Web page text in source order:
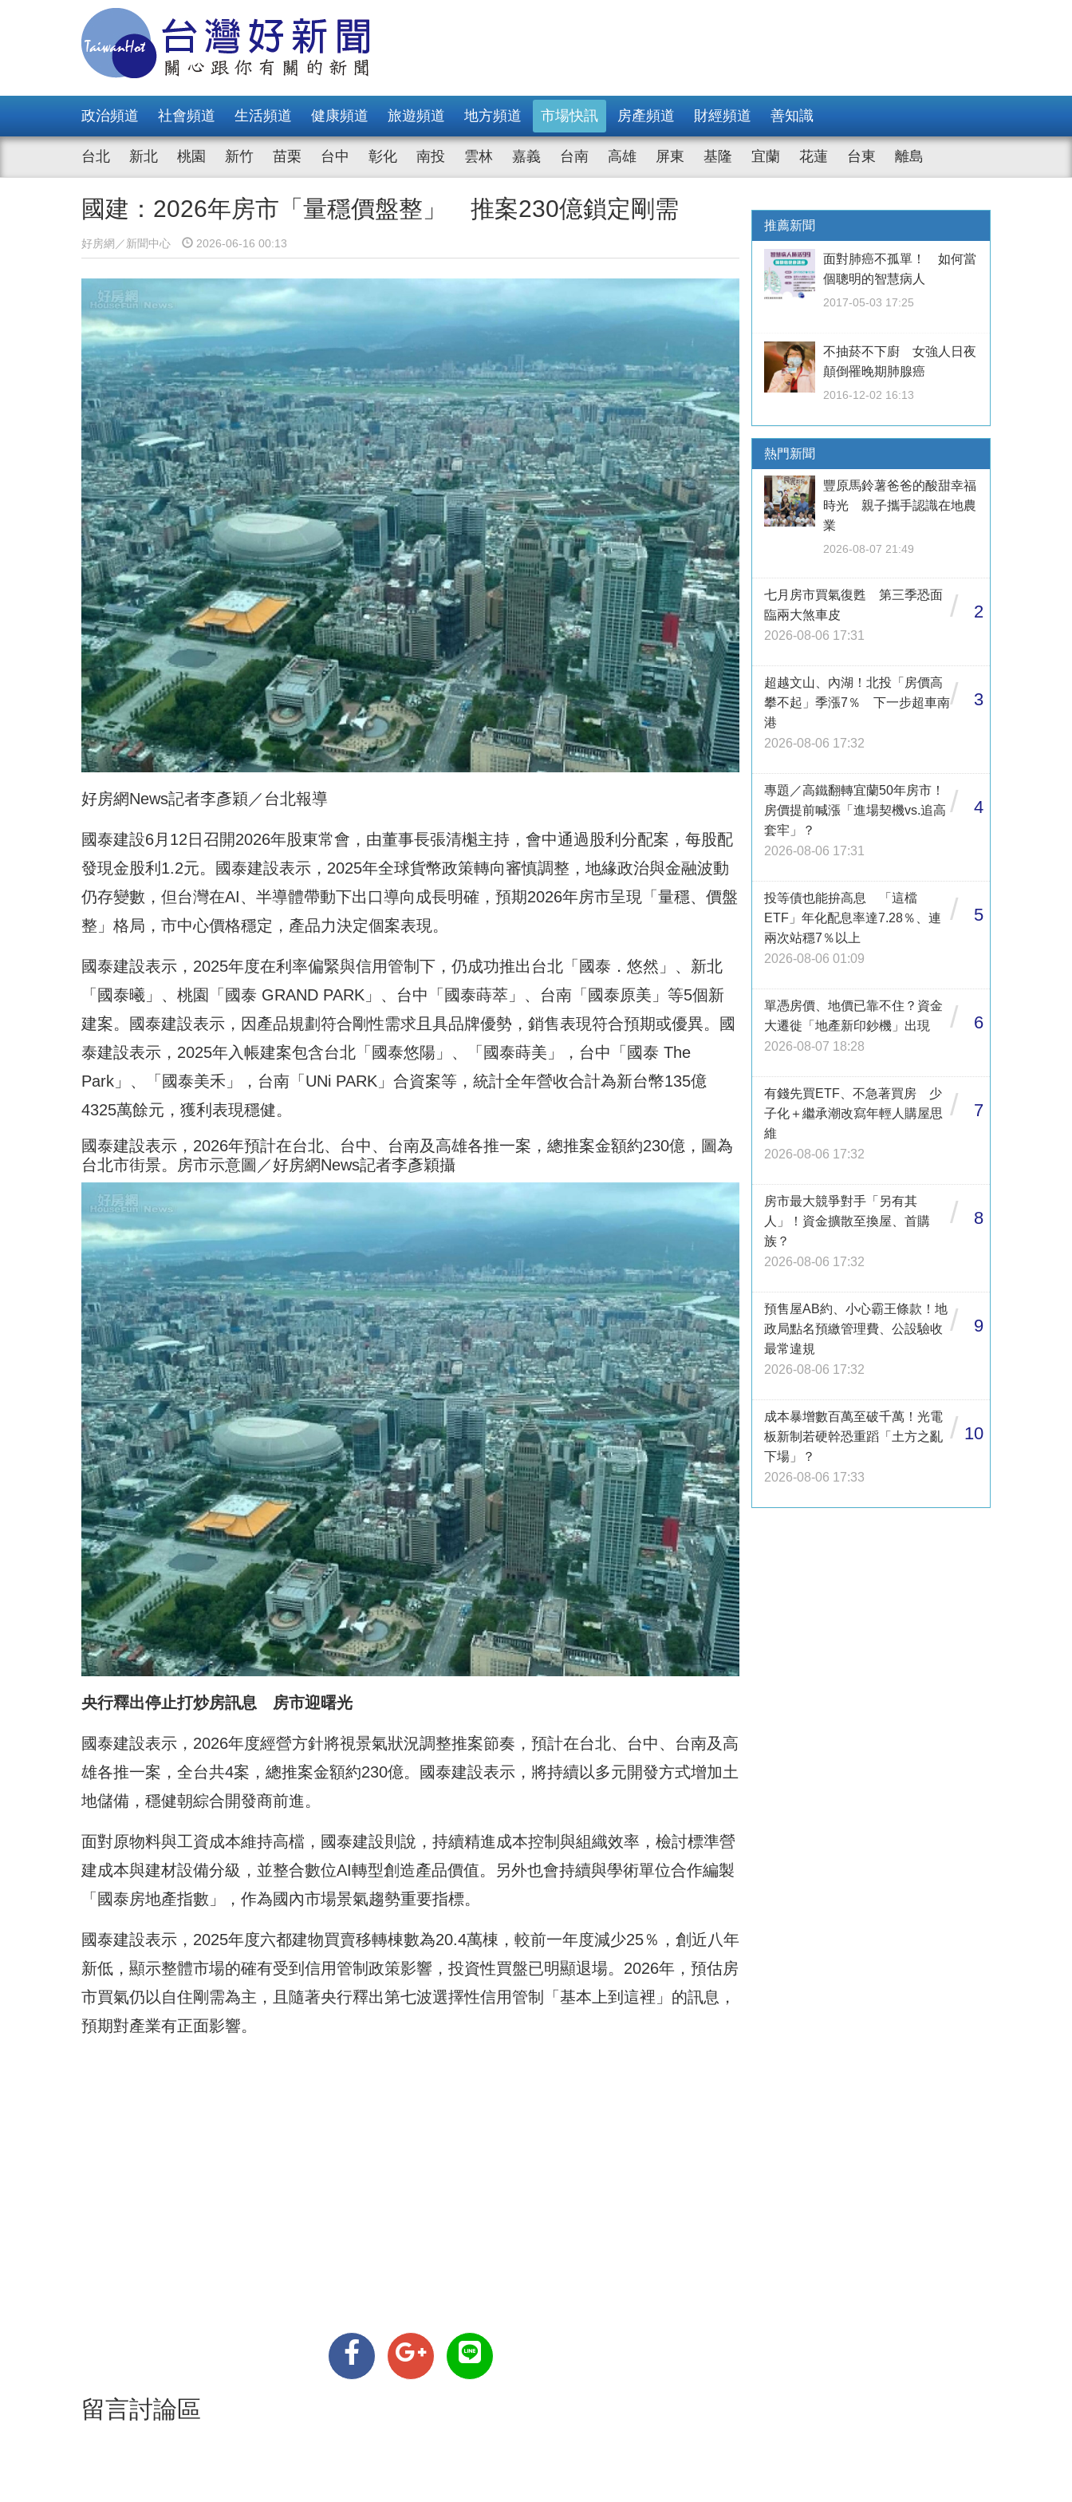
政治頻道 社會頻道 生活頻道 健康頻道 旅遊頻道 地方頻道 市場快訊 房產頻道 財經頻道 善知識
台北 新北 桃園 新竹 苗栗 台中 彰化 南投 雲林 嘉義 台南 高雄 屏東 基隆 宜蘭 花蓮 台東 離島
國建：2026年房市「量穩價盤整」 推案230億鎖定剛需
好房網／新聞中心 2026-06-16 00:13
好房網News記者李彥穎／台北報導
國泰建設6月12日召開2026年股東常會，由董事長張清櫆主持，會中通過股利分配案，每股配
發現金股利1.2元。國泰建設表示，2025年全球貨幣政策轉向審慎調整，地緣政治與金融波動
仍存變數，但台灣在AI、半導體帶動下出口導向成長明確，預期2026年房市呈現「量穩、價盤
整」格局，市中心價格穩定，產品力決定個案表現。
國泰建設表示，2025年度在利率偏緊與信用管制下，仍成功推出台北「國泰．悠然」、新北
「國泰曦」、桃園「國泰 GRAND PARK」、台中「國泰蒔萃」、台南「國泰原美」等5個新
建案。國泰建設表示，因產品規劃符合剛性需求且具品牌優勢，銷售表現符合預期或優異。國
泰建設表示，2025年入帳建案包含台北「國泰悠陽」、「國泰蒔美」，台中「國泰 The
Park」、「國泰美禾」，台南「UNi PARK」合資案等，統計全年營收合計為新台幣135億
4325萬餘元，獲利表現穩健。
國泰建設表示，2026年預計在台北、台中、台南及高雄各推一案，總推案金額約230億，圖為
台北市街景。房市示意圖／好房網News記者李彥穎攝
央行釋出停止打炒房訊息 房市迎曙光
國泰建設表示，2026年度經營方針將視景氣狀況調整推案節奏，預計在台北、台中、台南及高
雄各推一案，全台共4案，總推案金額約230億。國泰建設表示，將持續以多元開發方式增加土
地儲備，穩健朝綜合開發商前進。
面對原物料與工資成本維持高檔，國泰建設則說，持續精進成本控制與組織效率，檢討標準營
建成本與建材設備分級，並整合數位AI轉型創造產品價值。另外也會持續與學術單位合作編製
「國泰房地產指數」，作為國內市場景氣趨勢重要指標。
國泰建設表示，2025年度六都建物買賣移轉棟數為20.4萬棟，較前一年度減少25％，創近八年
新低，顯示整體市場的確有受到信用管制政策影響，投資性買盤已明顯退場。2026年，預估房
市買氣仍以自住剛需為主，且隨著央行釋出第七波選擇性信用管制「基本上到這裡」的訊息，
預期對產業有正面影響。
留言討論區
推薦新聞
面對肺癌不孤單！ 如何當
個聰明的智慧病人
2017-05-03 17:25
不抽菸不下廚 女強人日夜
顛倒罹晚期肺腺癌
2016-12-02 16:13
熱門新聞
豐原馬鈴薯爸爸的酸甜幸福
時光 親子攜手認識在地農
業
2026-08-07 21:49
七月房市買氣復甦 第三季恐面
臨兩大煞車皮
2026-08-06 17:31
/ 2
超越文山、內湖！北投「房價高
攀不起」季漲7％ 下一步超車南
港
2026-08-06 17:32
/ 3
專題／高鐵翻轉宜蘭50年房市！
房價提前喊漲「進場契機vs.追高
套牢」？
2026-08-06 17:31
/ 4
投等債也能拚高息 「這檔
ETF」年化配息率達7.28％、連
兩次站穩7％以上
2026-08-06 01:09
/ 5
單憑房價、地價已靠不住？資金
大遷徙「地產新印鈔機」出現
2026-08-07 18:28
/ 6
有錢先買ETF、不急著買房 少
子化＋繼承潮改寫年輕人購屋思
維
2026-08-06 17:32
/ 7
房市最大競爭對手「另有其
人」！資金擴散至換屋、首購
族？
2026-08-06 17:32
/ 8
預售屋AB約、小心霸王條款！地
政局點名預繳管理費、公設驗收
最常違規
2026-08-06 17:32
/ 9
成本暴增數百萬至破千萬！光電
板新制若硬幹恐重蹈「土方之亂
下場」？
2026-08-06 17:33
/ 10